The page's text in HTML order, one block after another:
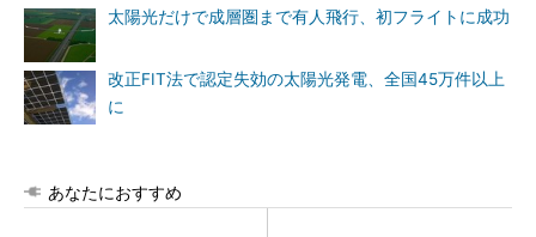
太陽光だけで成層圏まで有人飛行、初フライトに成功
改正FIT法で認定失効の太陽光発電、全国45万件以上
に
あなたにおすすめ